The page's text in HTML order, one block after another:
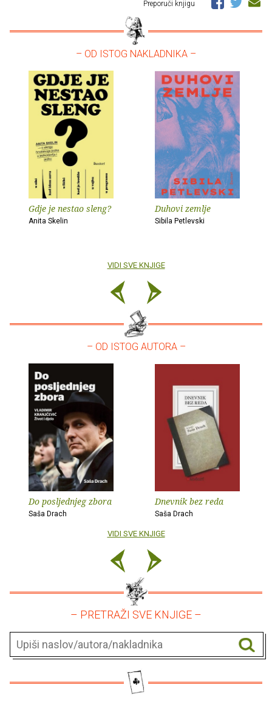
Preporuči knjigu
– OD ISTOG NAKLADNIKA –
Gdje je nestao sleng?
Anita Skelin
Duhovi zemlje
Sibila Petlevski
VIDI SVE KNJIGE
– OD ISTOG AUTORA –
Do posljednjeg zbora
Saša Drach
Dnevnik bez reda
Saša Drach
VIDI SVE KNJIGE
– PRETRAŽI SVE KNJIGE –